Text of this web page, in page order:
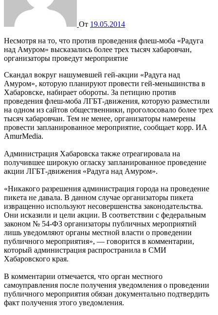
От 19.05.2014
Несмотря на то, что против проведения флеш-моба «Радуга
над Амуром» высказались более трех тысяч хабаровчан,
организаторы проведут мероприятие
Скандал вокруг нашумевшей гей-акции «Радуга над
Амуром», которую планируют провести гей-меньшинства в
Хабаровске, набирает обороты. За петицию против
проведения флеш-моба ЛГБТ-движения, которую разместили
на одном из сайтов общественники, проголосовало более трех
тысяч хабаровчан. Тем не менее, организаторы намерены
провести запланированное мероприятие, сообщает корр. ИА
AmurMedia.
Администрация Хабаровска также отреагировала на
получившее широкую огласку запланированное проведение
акции ЛГБТ-движения «Радуга над Амуром».
«Никакого разрешения администрация города на проведение
пикета не давала. В данном случае организаторы пикета
извращенно используют несовершенства законодательства.
Они исказили и цели акции. В соответствии с федеральным
законом № 54-ФЗ организаторы публичных мероприятий
лишь уведомляют органы местной власти о проведении
публичного мероприятия», — говорится в комментарии,
который администрация распространила в СМИ
Хабаровского края.
В комментарии отмечается, что орган местного
самоуправления после получения уведомления о проведении
публичного мероприятия обязан документально подтвердить
факт получения этого уведомления.